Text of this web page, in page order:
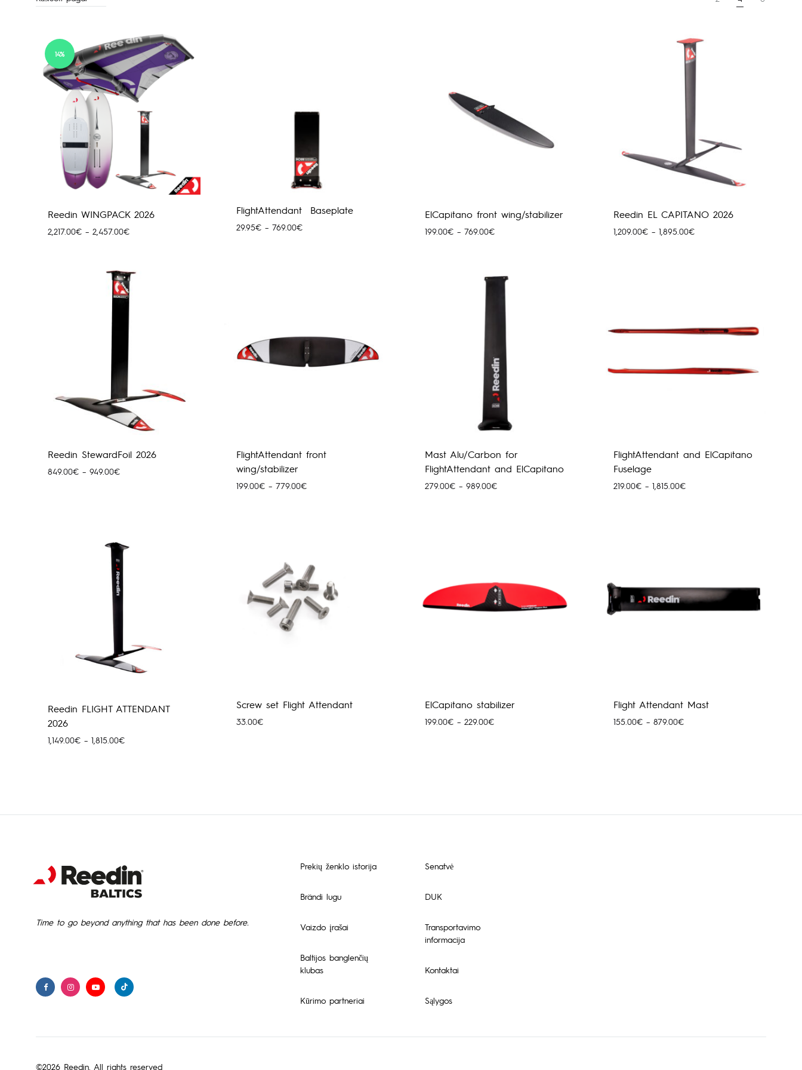
14%
Reedin WINGPACK 2026
2,217.00€ – 2,457.00€Price
2,457.00€
FlightAttendant Baseplate
29.95€ – 769.00€Price
ElCapitano front wing/stabilizer
199.00€ – 769.00€Price
769.00€
Reedin EL CAPITANO 2026
1,209.00€ – 1,895.00€Price
Reedin StewardFoil 2026
849.00€ – 949.00€Price
FlightAttendant front
wing/stabilizer
199.00€ – 779.00€Price
Mast Alu/Carbon for
FlightAttendant and ElCapitano
279.00€ – 989.00€Price
FlightAttendant and ElCapitano
Fuselage
219.00€ – 1,815.00€Price
Reedin FLIGHT ATTENDANT
2026
1,149.00€ – 1,815.00€Price
Screw set Flight Attendant
33.00€
ElCapitano stabilizer
199.00€ – 229.00€Price
Flight Attendant Mast
155.00€ – 879.00€Price
Time to go beyond anything that has been done before.
Prekių ženklo istorija
Brändi lugu
Vaizdo įrašai
Baltijos banglenčių
klubas
Kūrimo partneriai
Senatvė
DUK
Transportavimo
informacija
Kontaktai
Sąlygos
©2026 Reedin. All rights reserved